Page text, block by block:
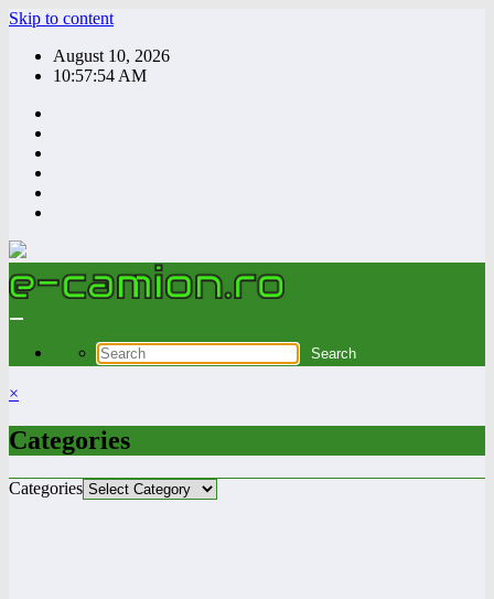
Skip to content
August 10, 2026
10:57:55 AM
×
Categories
Categories